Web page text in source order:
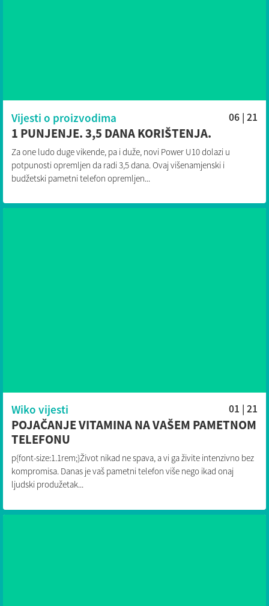
Vijesti o proizvodima 06 | 21
1 PUNJENJE. 3,5 DANA KORIŠTENJA.
Za one ludo duge vikende, pa i duže, novi Power U10 dolazi u
potpunosti opremljen da radi 3,5 dana. Ovaj višenamjenski i
budžetski pametni telefon opremljen...
Wiko vijesti 01 | 21
POJAČANJE VITAMINA NA VAŠEM PAMETNOM
TELEFONU
p{font-size:1.1rem;}Život nikad ne spava, a vi ga živite intenzivno bez
kompromisa. Danas je vaš pametni telefon više nego ikad onaj
ljudski produžetak...